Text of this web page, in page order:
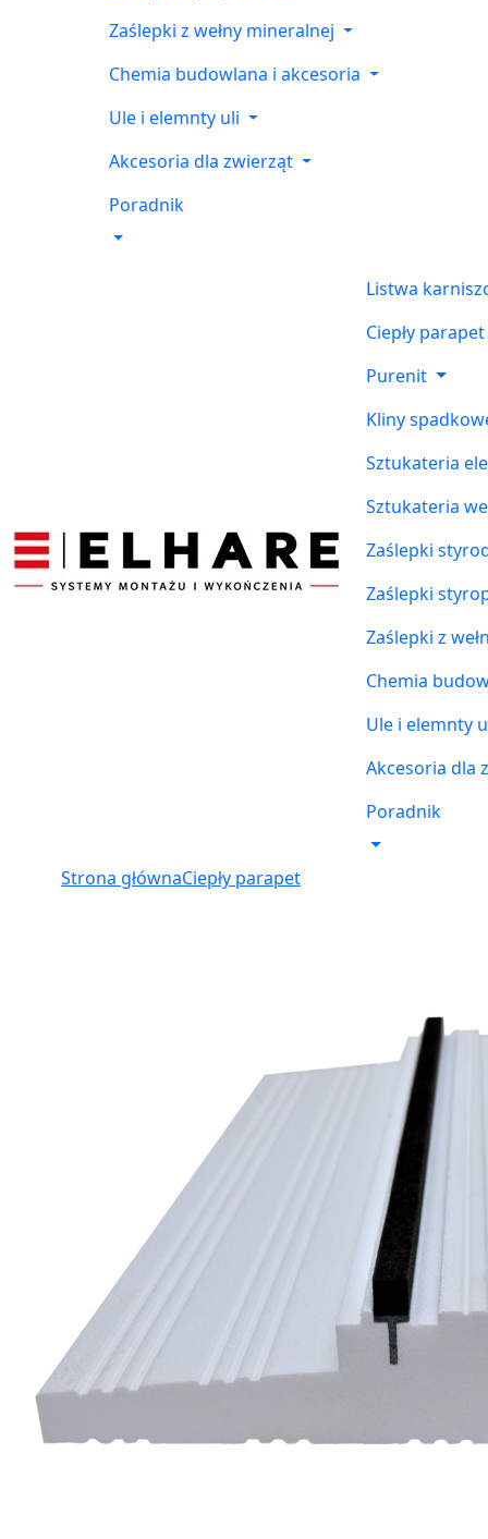
Zaślepki z wełny mineralnej
Chemia budowlana i akcesoria
Ule i elemnty uli
Akcesoria dla zwierząt
Poradnik
Listwa
Ciepły parapet
Purenit
Kliny
Sztukateria
Sztukateria
Zaślepki
Zaślepki
Zaślepki z
Chemia
Ule i elemnty
Akcesoria dla
Poradnik
Strona głównaCiepły parapet